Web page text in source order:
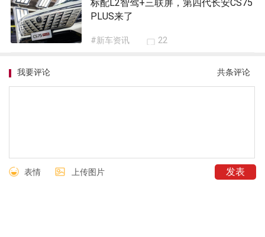
标配L2智驾+三联屏，第四代长安CS75
PLUS来了
#新车资讯 22
共条评论
我要评论
表情 上传图片